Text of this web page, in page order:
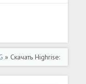
» Скачать Highrise:
на Андроид